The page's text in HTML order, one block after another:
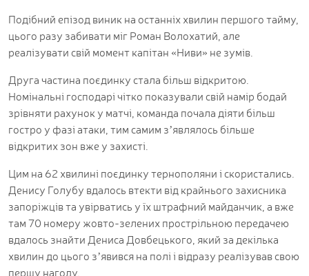
Подібний епізод виник на останніх хвилин першого тайму,
цього разу забивати міг Роман Волохатий, але
реалізувати свій момент капітан «Ниви» не зумів.
Друга частина поєдинку стала більш відкритою.
Номінальні господарі чітко показували свій намір бодай
зрівняти рахунок у матчі, команда почала діяти більш
гостро у фазі атаки, тим самим зʼявлялось більше
відкритих зон вже у захисті.
Цим на 62 хвилині поєдинку тернополяни і скористались.
Денису Голубу вдалось втекти від крайнього захисника
запоріжців та увірватись у їх штрафний майданчик, а вже
там 70 номеру жовто-зелених прострільною передачею
вдалось знайти Дениса Довбецького, який за декілька
хвилин до цього зʼявився на полі і відразу реалізував свою
першу нагоду.